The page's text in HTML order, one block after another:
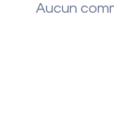
Aucun